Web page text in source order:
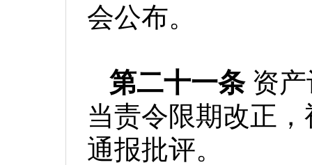
会公布。
第二十一条 资
当责令限期改正
通报批评。